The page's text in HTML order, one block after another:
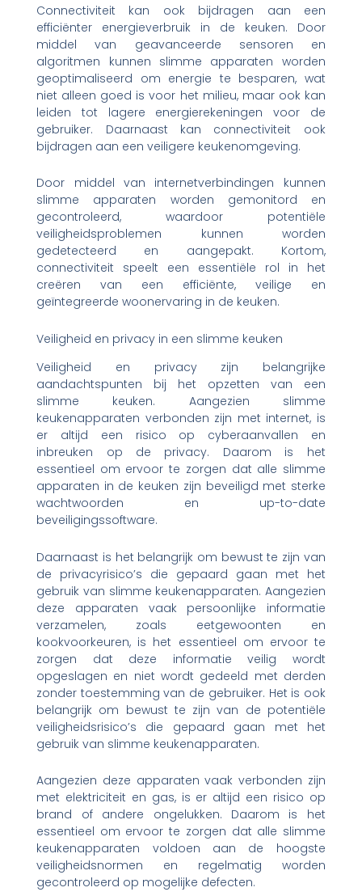
Connectiviteit kan ook bijdragen aan een
efficiënter energieverbruik in de keuken. Door
middel van geavanceerde sensoren en
algoritmen kunnen slimme apparaten worden
geoptimaliseerd om energie te besparen, wat
niet alleen goed is voor het milieu, maar ook kan
leiden tot lagere energierekeningen voor de
gebruiker. Daarnaast kan connectiviteit ook
bijdragen aan een veiligere keukenomgeving.
Door middel van internetverbindingen kunnen
slimme apparaten worden gemonitord en
gecontroleerd, waardoor potentiële
veiligheidsproblemen kunnen worden
gedetecteerd en aangepakt. Kortom,
connectiviteit speelt een essentiële rol in het
creëren van een efficiënte, veilige en
geïntegreerde woonervaring in de keuken.
Veiligheid en privacy in een slimme keuken
Veiligheid en privacy zijn belangrijke
aandachtspunten bij het opzetten van een
slimme keuken. Aangezien slimme
keukenapparaten verbonden zijn met internet, is
er altijd een risico op cyberaanvallen en
inbreuken op de privacy. Daarom is het
essentieel om ervoor te zorgen dat alle slimme
apparaten in de keuken zijn beveiligd met sterke
wachtwoorden en up-to-date
beveiligingssoftware.
Daarnaast is het belangrijk om bewust te zijn van
de privacyrisico’s die gepaard gaan met het
gebruik van slimme keukenapparaten. Aangezien
deze apparaten vaak persoonlijke informatie
verzamelen, zoals eetgewoonten en
kookvoorkeuren, is het essentieel om ervoor te
zorgen dat deze informatie veilig wordt
opgeslagen en niet wordt gedeeld met derden
zonder toestemming van de gebruiker. Het is ook
belangrijk om bewust te zijn van de potentiële
veiligheidsrisico’s die gepaard gaan met het
gebruik van slimme keukenapparaten.
Aangezien deze apparaten vaak verbonden zijn
met elektriciteit en gas, is er altijd een risico op
brand of andere ongelukken. Daarom is het
essentieel om ervoor te zorgen dat alle slimme
keukenapparaten voldoen aan de hoogste
veiligheidsnormen en regelmatig worden
gecontroleerd op mogelijke defecten.